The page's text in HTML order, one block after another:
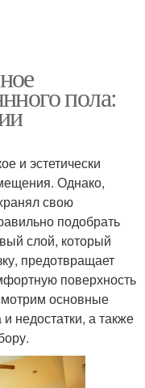
пола:
и эстетически
Однако,
свою
подобрать
слой, который
предотвращает
поверхность
основные
недостатки, а также